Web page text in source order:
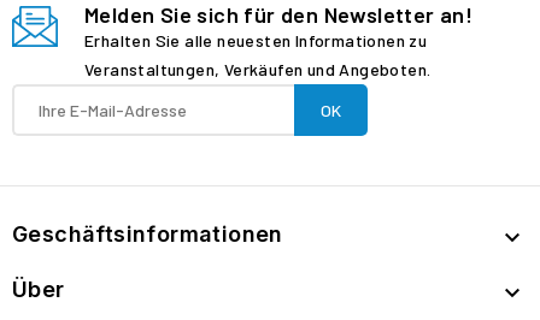
Melden Sie sich für den Newsletter an!
Erhalten Sie alle neuesten Informationen zu
Veranstaltungen, Verkäufen und Angeboten.
Geschäftsinformationen 
Über 